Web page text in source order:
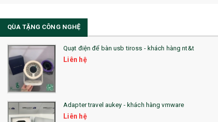
36. QUẠT NHỰA QUẢNG CÁO
QUÀ TẶNG KHUYẾN MẠI
QUÀ TẶNG SX NHANH
QUÀ TẶNG HỘI THẢO
QUÀ TẶNG CÔNG NGHỆ
QÙA TẶNG CÔNG NGHỆ
Quạt điện để bàn usb tiross - khách hàng nt&t
Liên hệ
Adapter travel aukey - khách hàng vmware
Liên hệ